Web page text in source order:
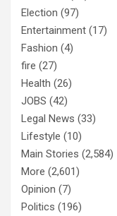
Election (97)
Entertainment (17)
Fashion (4)
fire (27)
Health (26)
JOBS (42)
Legal News (33)
Lifestyle (10)
Main Stories (2,584)
More (2,601)
Opinion (7)
Politics (196)